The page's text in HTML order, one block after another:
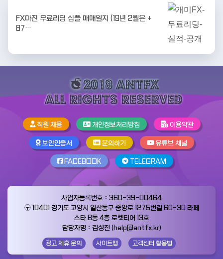
FX마진 무료리딩 심플 매매일지 (19년 2월은 +
87…
직원 채용 개인정보처리방침 이용약관
보안인증서 문의하기 유튜브 채널
FACEBOOK TELEGRAM
사업자등록번호：360-39-00464
〶 10401 경기도 고양시 일산동구 중앙로 1275번길 60-30 라페
스타 B동 4층 로켓티어 13호
담당자명：김성진 (help@antfx.kr)
광고 제휴 문의 사이트맵 고객센터 활용법